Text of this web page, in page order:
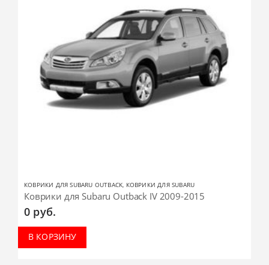
КОВРИКИ ДЛЯ SUBARU OUTBACK, КОВРИКИ ДЛЯ SUBARU
Коврики для Subaru Outback IV 2009-2015
0 руб.
В КОРЗИНУ